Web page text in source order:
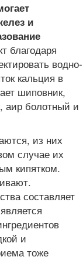
и
благодаря
водно-
кальция в
шиповник,
аир болотный и
из них
случае их
кипятком.
составляет
и
тоже